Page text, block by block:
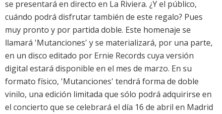
se presentará en directo en La Riviera. ¿Y el público,
cuándo podrá disfrutar también de este regalo? Pues
muy pronto y por partida doble. Este homenaje se
llamará 'Mutanciones' y se materializará, por una parte,
en un disco editado por Ernie Records cuya versión
digital estará disponible en el mes de marzo. En su
formato físico, 'Mutanciones' tendrá forma de doble
vinilo, una edición limitada que sólo podrá adquirirse en
el concierto que se celebrará el día 16 de abril en Madrid